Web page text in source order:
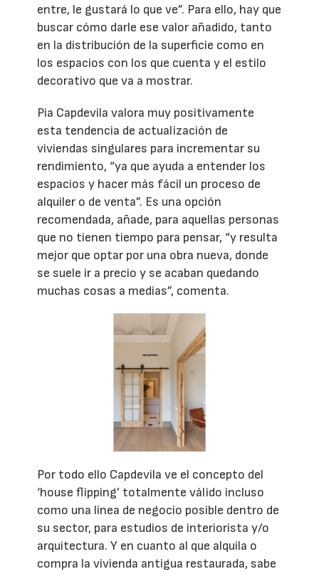
entre, le gustará lo que ve”. Para ello, hay que
buscar cómo darle ese valor añadido, tanto
en la distribución de la superficie como en
los espacios con los que cuenta y el estilo
decorativo que va a mostrar.
Pia Capdevila valora muy positivamente
esta tendencia de actualización de
viviendas singulares para incrementar su
rendimiento, “ya que ayuda a entender los
espacios y hacer más fácil un proceso de
alquiler o de venta”. Es una opción
recomendada, añade, para aquellas personas
que no tienen tiempo para pensar, “y resulta
mejor que optar por una obra nueva, donde
se suele ir a precio y se acaban quedando
muchas cosas a medias”, comenta.
Por todo ello Capdevila ve el concepto del
‘house flipping’ totalmente válido incluso
como una línea de negocio posible dentro de
su sector, para estudios de interiorista y/o
arquitectura. Y en cuanto al que alquila o
compra la vivienda antigua restaurada, sabe